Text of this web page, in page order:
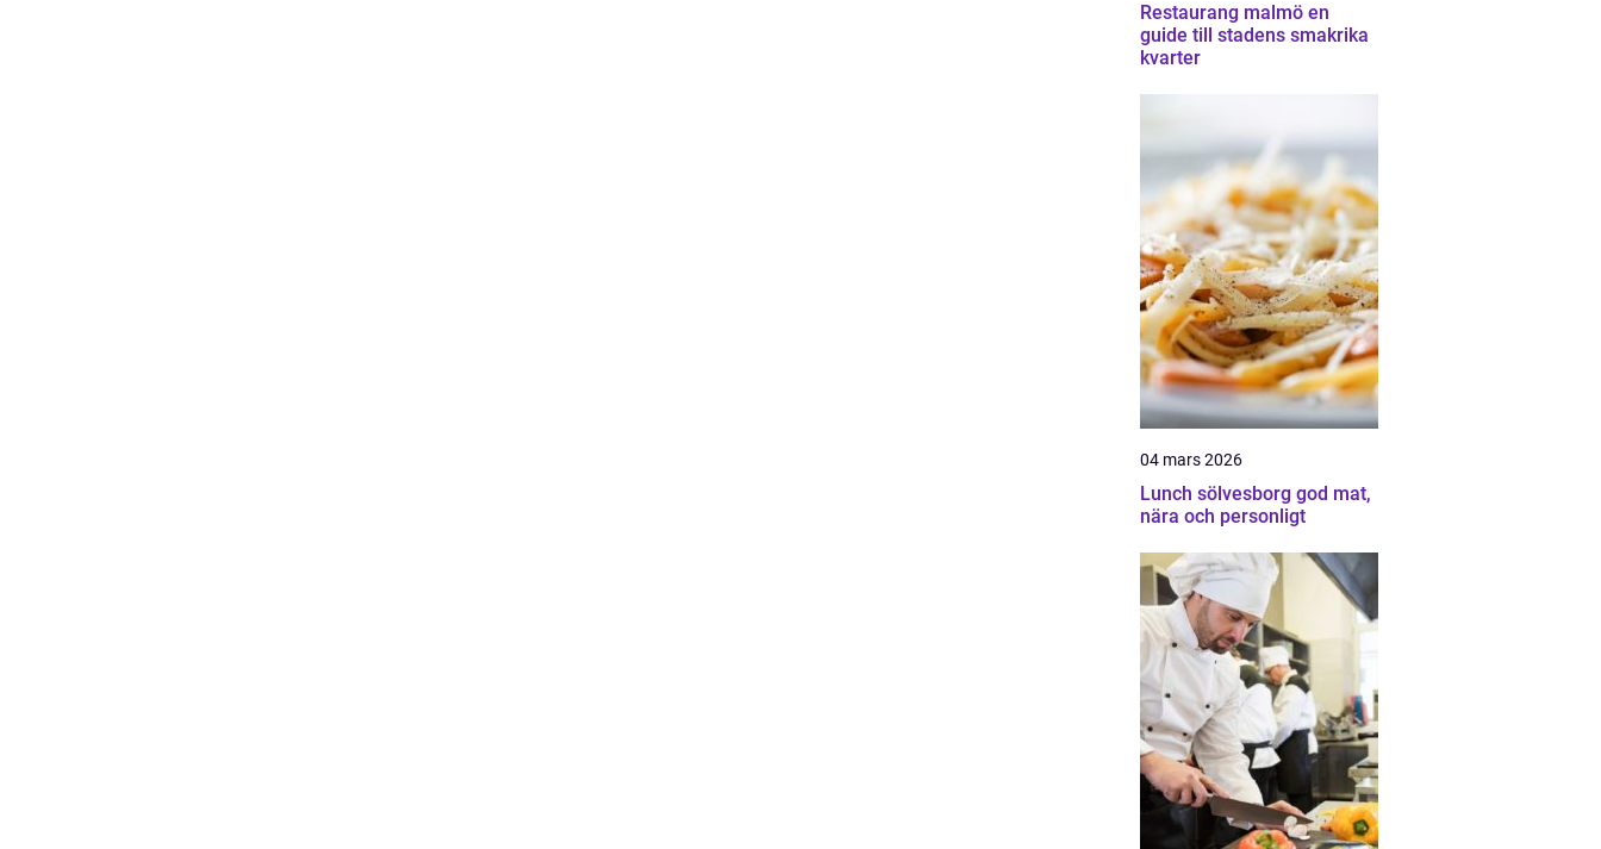
Restaurang malmö en
guide till stadens smakrika
kvarter
04 mars 2026
Lunch sölvesborg god mat,
nära och personligt